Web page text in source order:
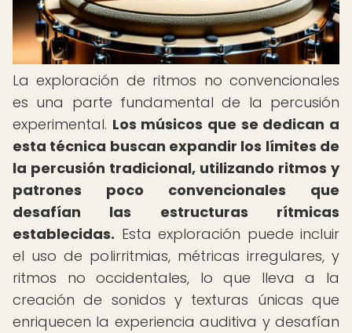
La exploración de ritmos no convencionales
es una parte fundamental de la percusión
experimental. Los músicos que se dedican a
esta técnica buscan expandir los límites de
la percusión tradicional, utilizando ritmos y
patrones poco convencionales que
desafían las estructuras rítmicas
establecidas. Esta exploración puede incluir
el uso de polirritmias, métricas irregulares, y
ritmos no occidentales, lo que lleva a la
creación de sonidos y texturas únicas que
enriquecen la experiencia auditiva y desafían